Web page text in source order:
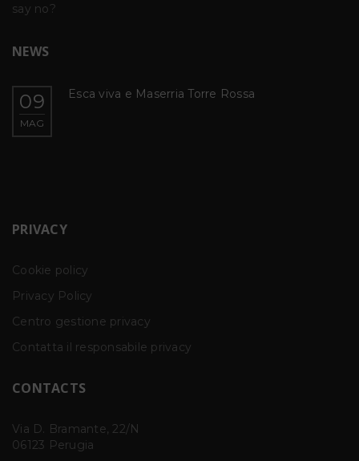
say no?
NEWS
09
MAG
Kriptos
PRIVACY
Cookie policy
Privacy Policy
Centro gestione privacy
Contatta il responsabile privacy
CONTACTS
Via D. Bramante, 22/N
06123 Perugia